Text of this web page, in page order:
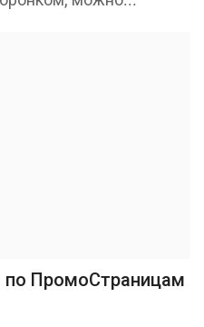
по ПромоСтраницам